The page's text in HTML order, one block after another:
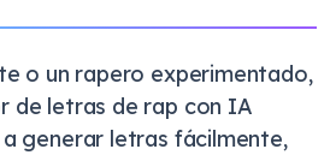
o un rapero experimentado,
de letras de rap con IA
generar letras fácilmente,